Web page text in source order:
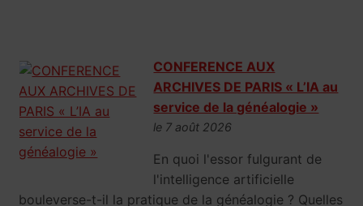
CONFERENCE AUX
ARCHIVES DE PARIS « L’IA au
service de la généalogie »
le 7 août 2026
En quoi l'essor fulgurant de
l'intelligence artificielle
bouleverse-t-il la pratique de la généalogie ? Quelles